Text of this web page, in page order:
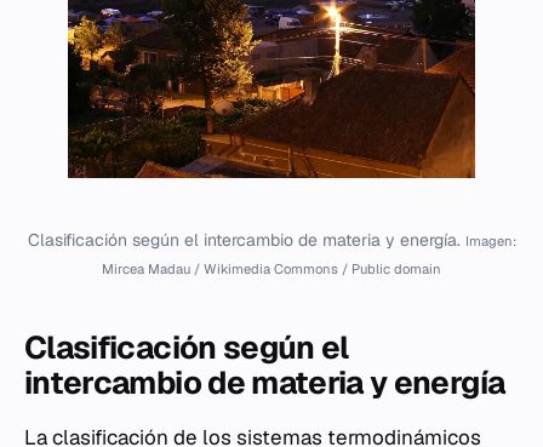
Clasificación según el intercambio de materia y energía. Imagen:
Mircea Madau / Wikimedia Commons / Public domain
Clasificación según el
intercambio de materia y energía
La clasificación de los sistemas termodinámicos